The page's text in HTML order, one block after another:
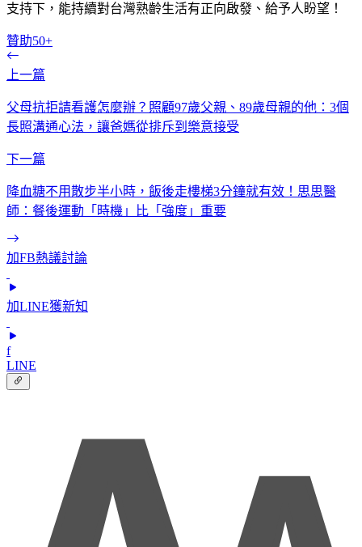
支持下，能持續對台灣熟齡生活有正向啟發、給予人盼望！
贊助50+
上一篇
父母抗拒請看護怎麼辦？照顧97歲父親、89歲母親的他：3個
長照溝通心法，讓爸媽從排斥到樂意接受
下一篇
降血糖不用散步半小時，飯後走樓梯3分鐘就有效！思思醫
師：餐後運動「時機」比「強度」重要
加FB熱議討論
加LINE獲新知
f
LINE